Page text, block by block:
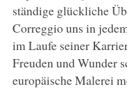
ständige glückliche
Correggio uns in
im Laufe seiner
Freuden und Wunder
europäische Malerei